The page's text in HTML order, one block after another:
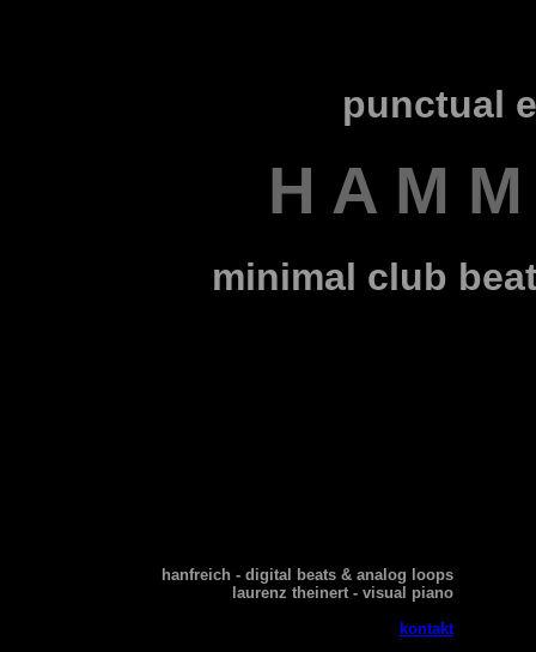
punctual
H A M
minimal club
hanfreich - digital beats & analog loops
laurenz theinert- visual piano
kontakt